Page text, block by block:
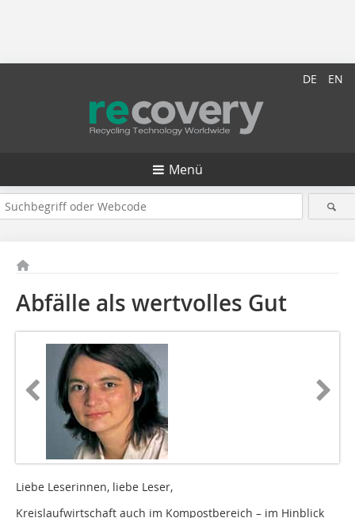
DE EN
Menü
Abfälle als wertvolles Gut
Liebe Leserinnen, liebe Leser,
Kreislaufwirtschaft auch im Kompostbereich – im Hinblick